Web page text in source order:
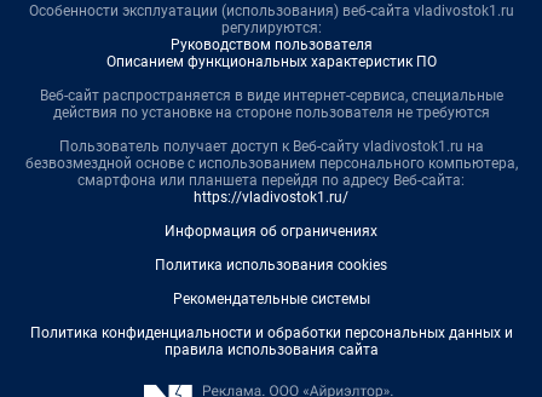
Особенности эксплуатации (использования) веб-сайта vladivostok1.ru
регулируются:
Руководством пользователя
Описанием функциональных характеристик ПО
Веб-сайт распространяется в виде интернет-сервиса, специальные
действия по установке на стороне пользователя не требуются
Пользователь получает доступ к Веб-сайту vladivostok1.ru на
безвозмездной основе с использованием персонального компьютера,
смартфона или планшета перейдя по адресу Веб-сайта:
https://vladivostok1.ru/
Информация об ограничениях
Политика использования cookies
Рекомендательные системы
Политика конфиденциальности и обработки персональных данных и
правила использования сайта